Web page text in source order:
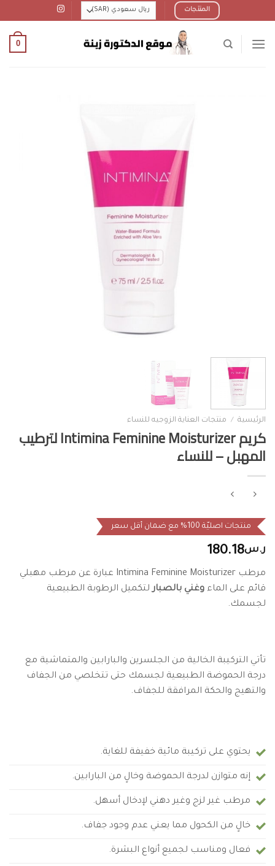
to
المنتجات
0
الرئيسية / منتجات العناية الزوجيه للنساء
كريم Intimina Feminine Moisturizer لترطيب
المهبل – للنساء
منتجات اصليّة 100% مع ضمان أقل سعر
ر.س180.18
مرطب Intimina Feminine Moisturizer عبارة عن مرطب مهبلي
قائم على الماء وغني بالصبارلتكميل الرطوبة الطبيعية
لجسمك.
تأتي التركيبة الخالية من الجلسرين والبارابين والمتماشية مع
درجة الحموضة الطبيعية لجسمك حتى تتخلصي من الجفاف
والتهيج والحكة المرافقة للجفاف.
يحتوي على تركيبة مائية خفيفة للغاية.
إنه متوازن لدرجة الحموضة وخالٍ من البارابين.
مرطب غير لزج وغير دهني لإدخال أسهل.
خالٍ من الكحول مما يعني عدم وجود جفاف.
فعال ومناسب لجميع أنواع البشرة.